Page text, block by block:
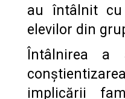
au întâlnit
elevilor din
Întâlnirea a
implicării